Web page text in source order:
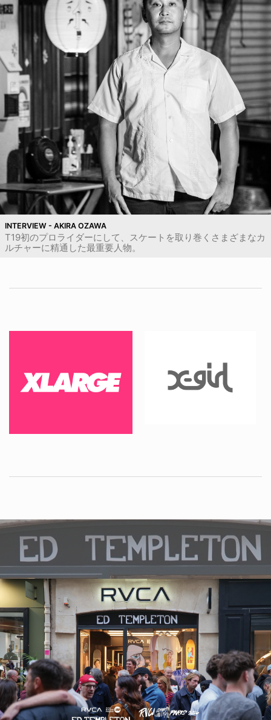
INTERVIEW - AKIRA OZAWA
T19初のプロライダーにして、スケートを取り巻くさまざまなカ
ルチャーに精通した最重要人物。